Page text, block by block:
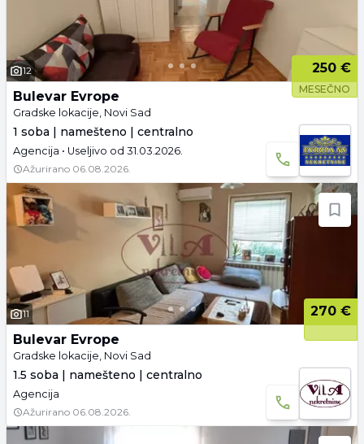
12 250 €
MESEČNO
Bulevar Evrope
Gradske lokacije, Novi Sad
1 soba | namešteno | centralno
Agencija • Useljivo od 31.03.2026.
Ažurirano 06.08.2026.
11
270 €
Bulevar Evrope
Gradske lokacije, Novi Sad
1.5 soba | namešteno | centralno
Agencija
Ažurirano 06.08.2026.